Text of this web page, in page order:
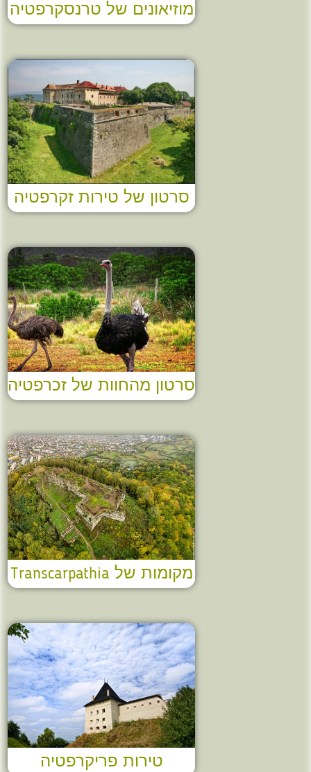
מוזיאונים של טרנסקרפטיה
סרטון של טירות זקרפטיה
סרטון מהחוות של זכרפטיה
מקומות של Transcarpathia
טירות פריקרפטיה